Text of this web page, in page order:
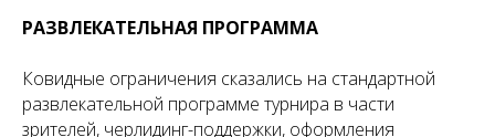
РАЗВЛЕКАТЕЛЬНАЯ ПРОГРАММА
Ковидные ограничения сказались на стандартной
развлекательной программе турнира в части
зрителей, черлидинг-поддержки, оформления